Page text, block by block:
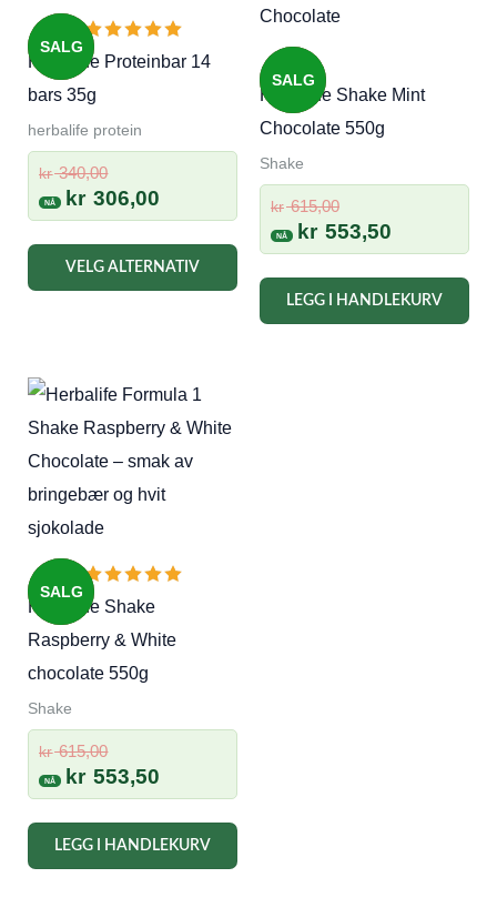
SALG
Herbalife Proteinbar 14
bars 35g
herbalife protein
kr340,00Opprinnelig
pris
var:
kr 340,00.
kr 306,00
pris
er:
kr 306,00.
VELG ALTERNATIV
Dette
produktet
har
SALG
Herbalife Shake Mint
Chocolate 550g
Shake
kr615,00Opprinnelig
pris
var:
kr 615,00.
kr 553,50
pris
er:
kr 553,50.
LEGG I HANDLEKURV
SALG
Herbalife Shake
Raspberry & White
chocolate 550g
Shake
kr615,00Opprinnelig
pris
var:
kr 615,00.
kr 553,50
pris
er:
kr 553,50.
LEGG I HANDLEKURV